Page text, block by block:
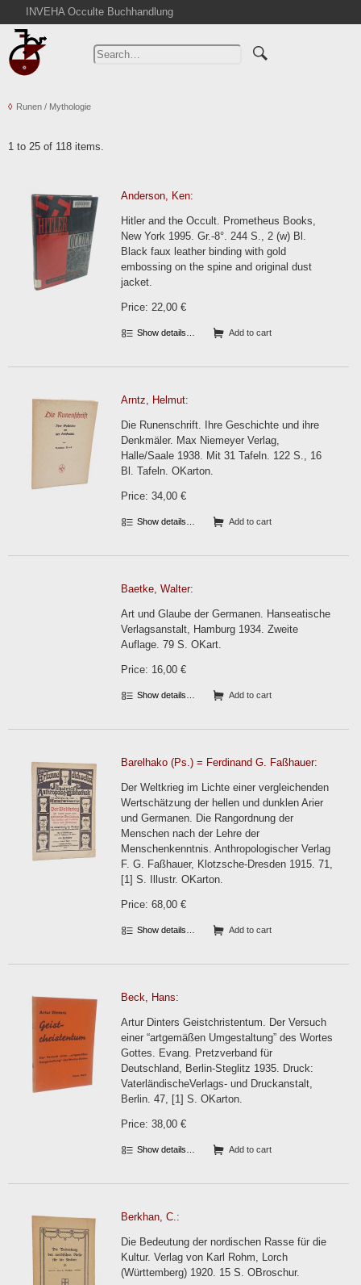
INVEHA Occulte Buchhandlung
Home
Advanced Search
Cart
Contact
Terms
Privacy Policy
Runen / Mythologie
1 to 25 of 118 items.
Anderson, Ken:
Hitler and the Occult. Prometheus Books,
New York 1995. Gr.-8°. 244 S., 2 (w) Bl.
Black faux leather binding with gold
embossing on the spine and original dust
jacket.
Price: 22,00 €
Show details… Add to cart
Arntz, Helmut:
Die Runenschrift. Ihre Geschichte und ihre
Denkmäler. Max Niemeyer Verlag,
Halle/Saale 1938. Mit 31 Tafeln. 122 S., 16
Bl. Tafeln. OKarton.
Price: 34,00 €
Show details… Add to cart
Baetke, Walter:
Art und Glaube der Germanen. Hanseatische
Verlagsanstalt, Hamburg 1934. Zweite
Auflage. 79 S. OKart.
Price: 16,00 €
Show details… Add to cart
Barelhako (Ps.) = Ferdinand G. Faßhauer:
Der Weltkrieg im Lichte einer vergleichenden
Wertschätzung der hellen und dunklen Arier
und Germanen. Die Rangordnung der
Menschen nach der Lehre der
Menschenkenntnis. Anthropologischer Verlag
F. G. Faßhauer, Klotzsche-Dresden 1915. 71,
[1] S. Illustr. OKarton.
Price: 68,00 €
Show details… Add to cart
Beck, Hans:
Artur Dinters Geistchristentum. Der Versuch
einer “artgemäßen Umgestaltung” des Wortes
Gottes. Evang. Pretzverband für
Deutschland, Berlin-Steglitz 1935. Druck:
VaterländischeVerlags- und Druckanstalt,
Berlin. 47, [1] S. OKarton.
Price: 38,00 €
Show details… Add to cart
Berkhan, C.:
Die Bedeutung der nordischen Rasse für die
Kultur. Verlag von Karl Rohm, Lorch
(Württemberg) 1920. 15 S. OBroschur.